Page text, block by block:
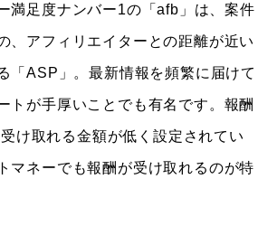
満足度ナンバー1の「afb」は、案件
、アフィリエイターとの距離が近い
「ASP」。最新情報を頻繁に届けて
トが手厚いことでも有名です。報酬
け取れる金額が低く設定されてい
マネーでも報酬が受け取れるのが特